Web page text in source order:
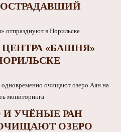
«БАШНЯ»
И УЧЁНЫЕ РАН
ОЗЕРО